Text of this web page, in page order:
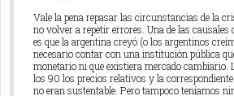
Vale la pena repasar las circunstancias de la
no volver a repetir errores. Una de las causales
es que la argentina creyó (o los argentinos
necesario contar con una institución pública
monetario ni que existiera mercado cambiario.
los 90 los precios relativos y la
no eran sustentable. Pero tampoco teníamos